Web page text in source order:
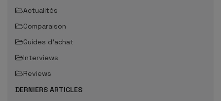
Actualités
Comparaison
Guides d'achat
Interviews
Reviews
DERNIERS ARTICLES